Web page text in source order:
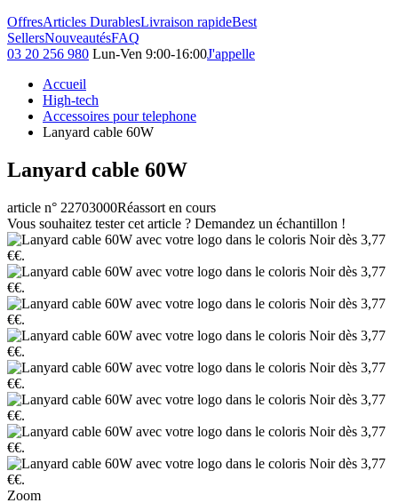
OffresArticles DurablesLivraison rapideBest
SellersNouveautésFAQ
03 20 256 980 Lun-Ven 9:00-16:00J'appelle
Accueil
High-tech
Accessoires pour telephone
Lanyard cable 60W
Lanyard cable 60W
article n° 22703000Réassort en cours
Vous souhaitez tester cet article ? Demandez un échantillon !
Zoom